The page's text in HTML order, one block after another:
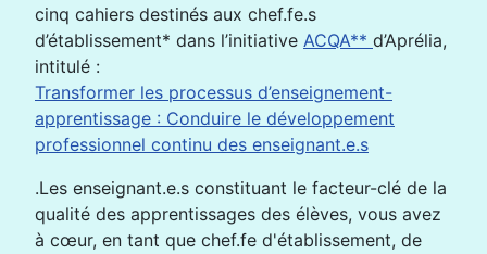
cinq cahiers destinés aux chef.fe.s
d’établissement* dans l’initiative ACQA** d’Aprélia,
intitulé :
Transformer les processus d’enseignement-
apprentissage : Conduire le développement
professionnel continu des enseignant.e.s
.Les enseignant.e.s constituant le facteur-clé de la
qualité des apprentissages des élèves, vous avez
à cœur, en tant que chef.fe d'établissement, de